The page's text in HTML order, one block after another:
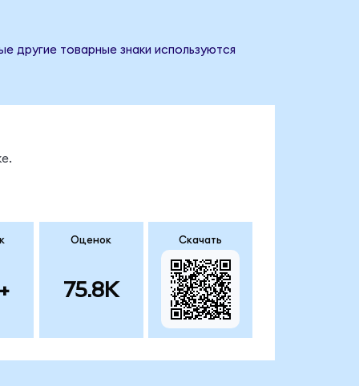
другие товарные знаки используются
Оценок
75.8K
Скачать